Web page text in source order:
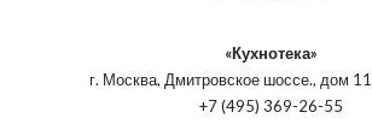
«Кухнотека»
г. Москва, Дмитровское шоссе., дом
+7 (495) 369-26-55